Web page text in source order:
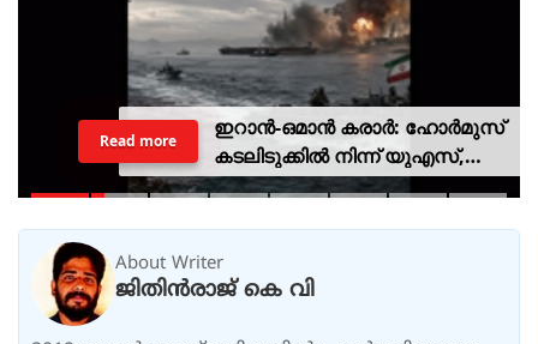
ഇറാന്‍-ഒമാന്‍ കരാര്‍: ഹോര്‍മുസ്
കടലിടുക്കില്‍ നിന്ന് യുഎസ്,
ഇസ്രായേല്‍ കപ്പലുകളെ
Read more
About Writer
ജിതിൻരാജ് കെ വി